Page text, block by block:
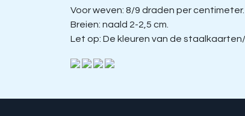
Voor weven: 8/9 draden per centimeter.
Breien: naald 2-2,5 cm.
Let op: De kleuren van de